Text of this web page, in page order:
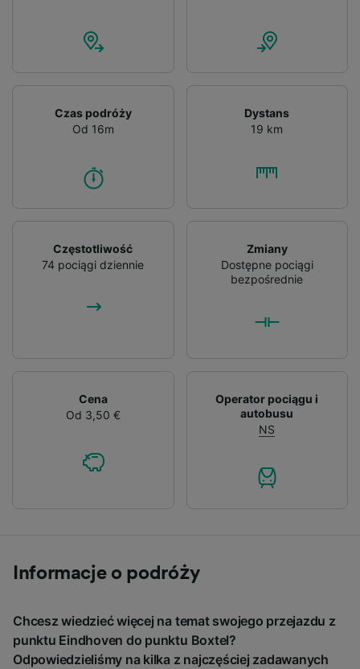
Czas podróży
Od 16m
Dystans
19 km
Częstotliwość
74 pociągi dziennie
Zmiany
Dostępne pociągi
bezpośrednie
Cena
Od 3,50 €
Operator pociągu i
autobusu
NS
Informacje o podróży
Chcesz wiedzieć więcej na temat swojego przejazdu z
punktu Eindhoven do punktu Boxtel?
Odpowiedzieliśmy na kilka z najczęściej zadawanych